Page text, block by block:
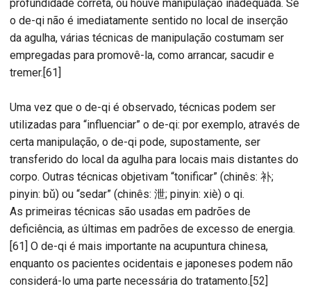
profundidade correta, ou houve manipulação inadequada. Se
o de-qi não é imediatamente sentido no local de inserção
da agulha, várias técnicas de manipulação costumam ser
empregadas para promovê-la, como arrancar, sacudir e
tremer.[61]
Uma vez que o de-qi é observado, técnicas podem ser
utilizadas para “influenciar” o de-qi: por exemplo, através de
certa manipulação, o de-qi pode, supostamente, ser
transferido do local da agulha para locais mais distantes do
corpo. Outras técnicas objetivam “tonificar” (chinês: 补;
pinyin: bǔ) ou “sedar” (chinês: 泄; pinyin: xiè) o qi.
As primeiras técnicas são usadas em padrões de
deficiência, as últimas em padrões de excesso de energia.
[61] O de-qi é mais importante na acupuntura chinesa,
enquanto os pacientes ocidentais e japoneses podem não
considerá-lo uma parte necessária do tratamento.[52]